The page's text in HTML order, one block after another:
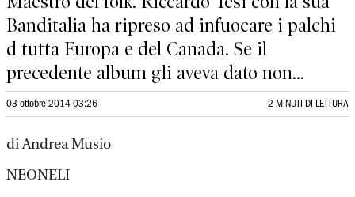
Banditalia ha ripreso ad infuocare i palchi
d tutta Europa e del Canada. Se il
precedente album gli aveva dato non...
03 ottobre 2014 03:26 2 MINUTI DI LETTURA
di Andrea Musio
NEONELI